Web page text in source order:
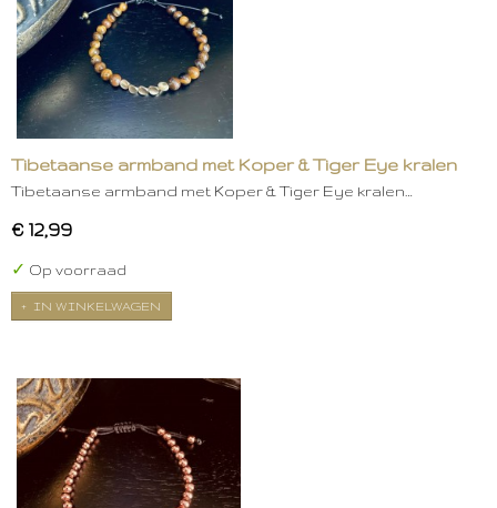
Tibetaanse armband met Koper & Tiger Eye kralen
Tibetaanse armband met Koper & Tiger Eye kralen…
€ 12,99
✓ Op voorraad
IN WINKELWAGEN